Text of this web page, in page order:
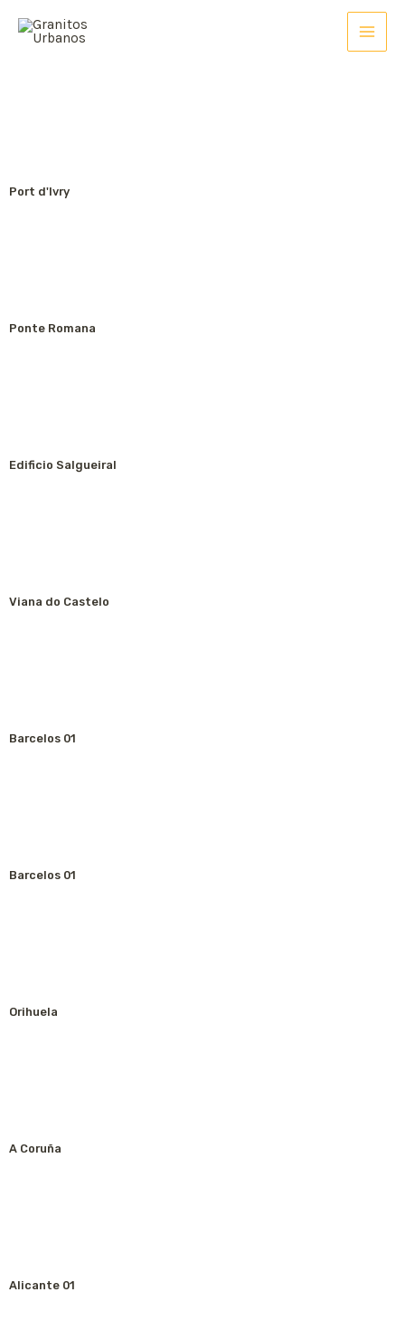
Port d'Ivry
Ponte Romana
Edificio Salgueiral
Viana do Castelo
Barcelos 01
Barcelos 01
Orihuela
A Coruña
Alicante 01